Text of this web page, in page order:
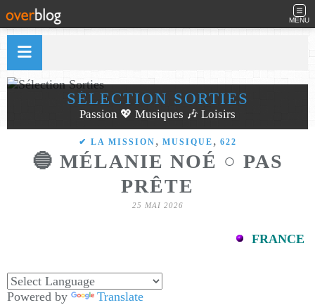
MENU
SÉLECTION SORTIES
Passion 💖 Musiques 🎶 Loisirs
✔ LA MISSION , MUSIQUE , 622
🔵 MÉLANIE NOÉ ○ PAS
PRÊTE
25 MAI 2026
FRANCE
Powered by Translate